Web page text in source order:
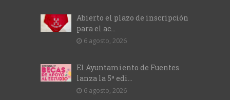
Abierto el plazo de inscripción
para el ac...
6 agosto, 2026
El Ayuntamiento de Fuentes
lanza la 5ª edi...
6 agosto, 2026